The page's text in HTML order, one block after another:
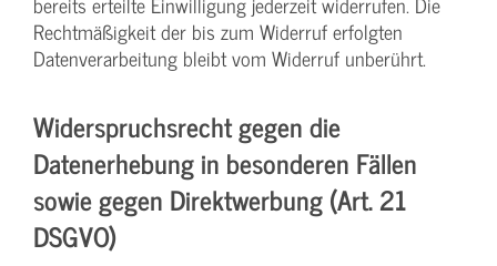
Rechtmäßigkeit der bis zum Widerruf erfolgten
Datenverarbeitung bleibt vom Widerruf unberührt.
Widerspruchsrecht gegen die
Datenerhebung in besonderen Fällen
sowie gegen Direktwerbung (Art. 21
DSGVO)